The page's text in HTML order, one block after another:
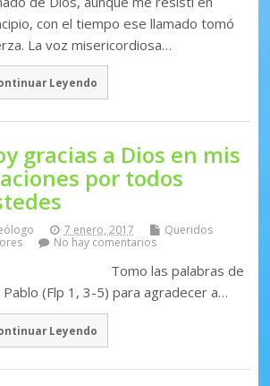
con el tiempo ese llamado tomó
La voz misericordiosa…
Leyendo
gracias a Dios en mis
por todos
7 enero, 2017
Queridos
No hay comentarios
las palabras de
Pablo (Flp 1, 3-5) para agradecer a…
Leyendo